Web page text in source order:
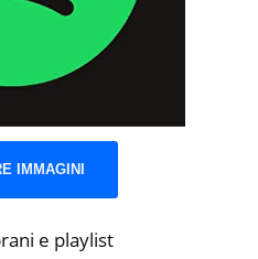
IMMAGINI
e playlist